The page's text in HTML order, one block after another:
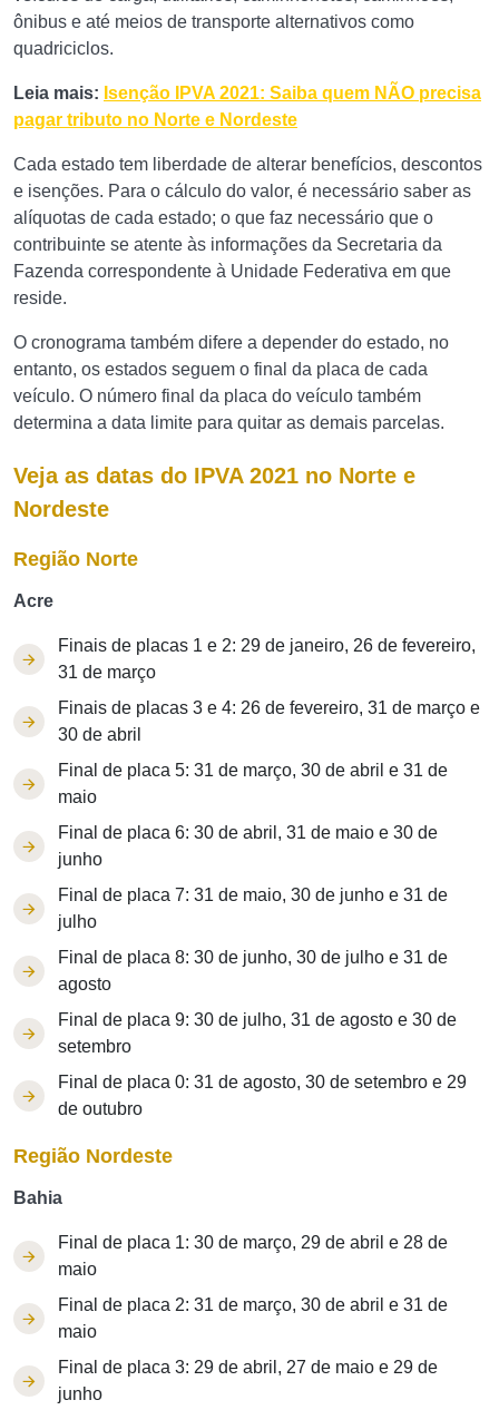
ônibus e até meios de transporte alternativos como
quadriciclos.
Leia mais: Isenção IPVA 2021: Saiba quem NÃO precisa
pagar tributo no Norte e Nordeste
Cada estado tem liberdade de alterar benefícios, descontos
e isenções. Para o cálculo do valor, é necessário saber as
alíquotas de cada estado; o que faz necessário que o
contribuinte se atente às informações da Secretaria da
Fazenda correspondente à Unidade Federativa em que
reside.
O cronograma também difere a depender do estado, no
entanto, os estados seguem o final da placa de cada
veículo. O número final da placa do veículo também
determina a data limite para quitar as demais parcelas.
Veja as datas do IPVA 2021 no Norte e
Nordeste
Região Norte
Acre
Finais de placas 1 e 2: 29 de janeiro, 26 de fevereiro,
31 de março
Finais de placas 3 e 4: 26 de fevereiro, 31 de março e
30 de abril
Final de placa 5: 31 de março, 30 de abril e 31 de
maio
Final de placa 6: 30 de abril, 31 de maio e 30 de
junho
Final de placa 7: 31 de maio, 30 de junho e 31 de
julho
Final de placa 8: 30 de junho, 30 de julho e 31 de
agosto
Final de placa 9: 30 de julho, 31 de agosto e 30 de
setembro
Final de placa 0: 31 de agosto, 30 de setembro e 29
de outubro
Região Nordeste
Bahia
Final de placa 1: 30 de março, 29 de abril e 28 de
maio
Final de placa 2: 31 de março, 30 de abril e 31 de
maio
Final de placa 3: 29 de abril, 27 de maio e 29 de
junho